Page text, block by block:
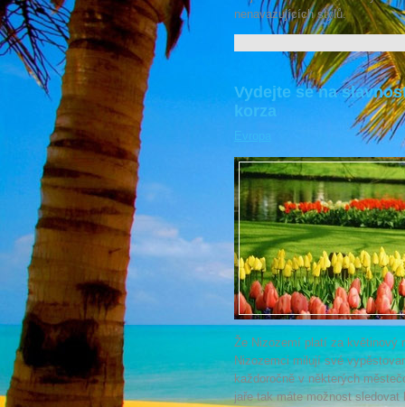
nenavazujících stylů.
Vydejte se na
korza
Že Nizozemí platí za květinový
Nizozemci milují své
každoročně v některých
jaře tak máte možnost